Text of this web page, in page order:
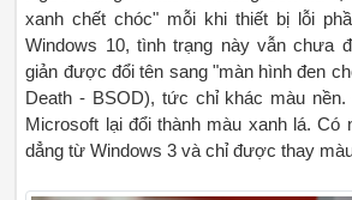
xanh chết chóc" mỗi khi thiết bị lỗi
Windows 10, tình trạng này vẫn chưa
giản được đổi tên sang "màn hình đen
Death - BSOD), tức chỉ khác màu
Microsoft lại đổi thành màu xanh lá. Có
dẳng từ Windows 3 và chỉ được thay